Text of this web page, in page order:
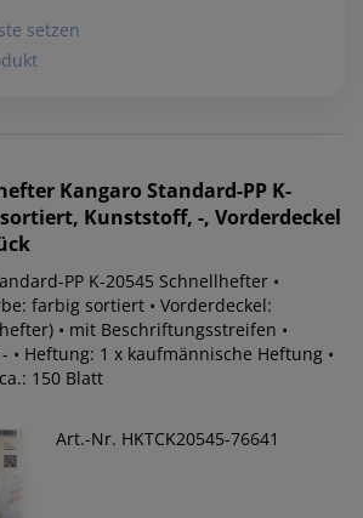
setzen
Kangaro Standard-PP K-
Kunststoff, -, Vorderdeckel
PP K-20545 Schnellhefter •
farbig sortiert • Vorderdeckel:
• mit Beschriftungsstreifen •
• Heftung: 1 x kaufmännische Heftung •
150 Blatt
Art.-Nr. HKTCK20545-76641